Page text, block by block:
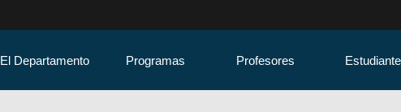
El Departamento Programas Profesores